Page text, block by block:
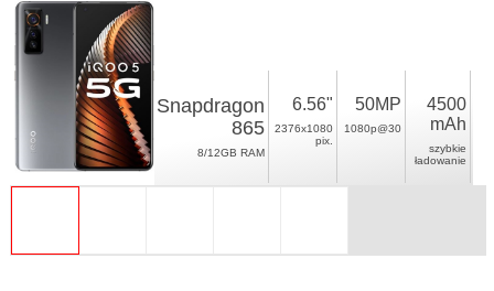
Snapdragon
865
8/12GB RAM
6.56"
2376x1080
pix.
50MP
1080p@30
4500
mAh
szybkie
ładowanie